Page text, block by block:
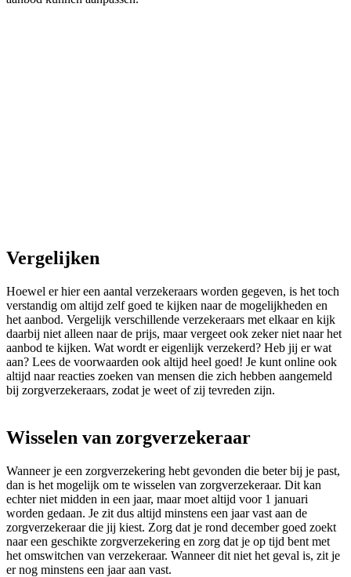
Vergelijken
Hoewel er hier een aantal verzekeraars worden gegeven, is het toch
verstandig om altijd zelf goed te kijken naar de mogelijkheden en
het aanbod. Vergelijk verschillende verzekeraars met elkaar en kijk
daarbij niet alleen naar de prijs, maar vergeet ook zeker niet naar het
aanbod te kijken. Wat wordt er eigenlijk verzekerd? Heb jij er wat
aan? Lees de voorwaarden ook altijd heel goed! Je kunt online ook
altijd naar reacties zoeken van mensen die zich hebben aangemeld
bij zorgverzekeraars, zodat je weet of zij tevreden zijn.
Wisselen van zorgverzekeraar
Wanneer je een zorgverzekering hebt gevonden die beter bij je past,
dan is het mogelijk om te wisselen van zorgverzekeraar. Dit kan
echter niet midden in een jaar, maar moet altijd voor 1 januari
worden gedaan. Je zit dus altijd minstens een jaar vast aan de
zorgverzekeraar die jij kiest. Zorg dat je rond december goed zoekt
naar een geschikte zorgverzekering en zorg dat je op tijd bent met
het omswitchen van verzekeraar. Wanneer dit niet het geval is, zit je
er nog minstens een jaar aan vast.